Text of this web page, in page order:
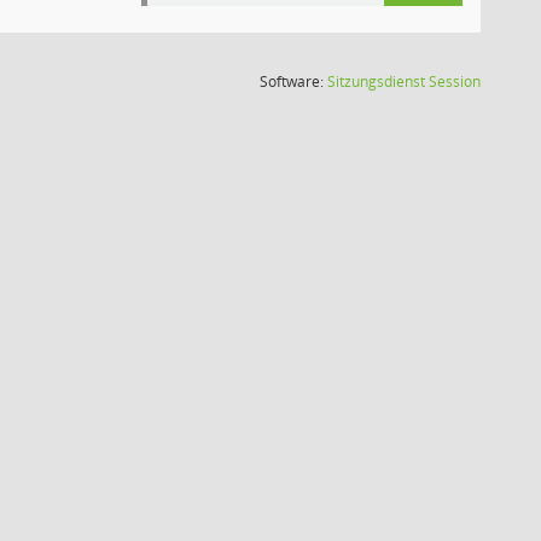
Software:SitzungsdienstSession(Wird in